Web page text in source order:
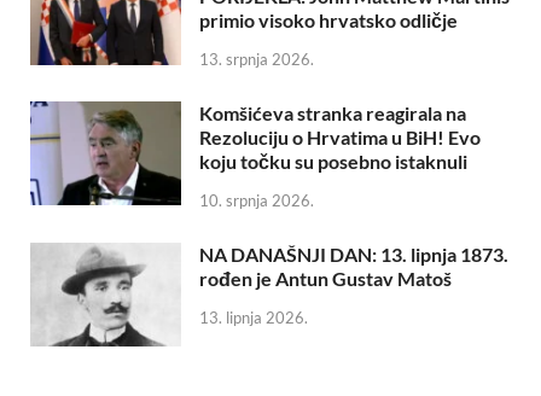
primio visoko hrvatsko odličje
13. srpnja 2026.
Komšićeva stranka reagirala na
Rezoluciju o Hrvatima u BiH! Evo
koju točku su posebno istaknuli
10. srpnja 2026.
NA DANAŠNJI DAN: 13. lipnja 1873.
rođen je Antun Gustav Matoš
13. lipnja 2026.